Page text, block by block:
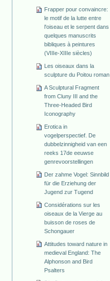
Frapper pour convaincre:
le motif de la lutte entre
l'oiseau et le serpent dans
quelques manuscrits
bibliques à peintures
(VIIIe-XIIIe siècles)
Les oiseaux dans la
sculpture du Poitou roman
A Sculptural Fragment
from Cluny III and the
Three-Headed Bird
Iconography
Erotica in
vogelperspectief. De
dubbelzinnigheid van een
reeks 17de eeuwse
genrevoorstellingen
Der zahme Vogel: Sinnbild
für die Erziehung der
Jugend zur Tugend
Considérations sur les
oiseaux de la Vierge au
buisson de roses de
Schongauer
Attitudes toward nature in
medieval England: The
Alphonson and Bird
Psalters